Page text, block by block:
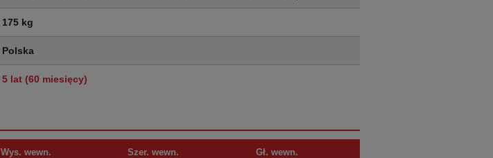
175 kg
Polska
5 lat (60 miesięcy)
Wys. wewn. Szer. wewn. Gł. wewn.